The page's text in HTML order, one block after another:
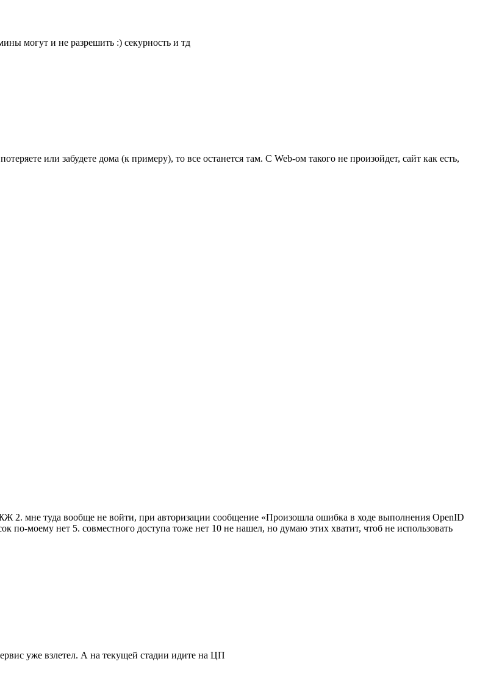
могут и не разрешить :) секурность и тд
или забудете дома (к примеру), то все останется там. С Web-ом такого не произойдет, сайт как есть,
2. мне туда вообще не войти, при авторизации сообщение «Произошла ошибка в ходе выполнения OpenID
по-моему нет 5. совместного доступа тоже нет 10 не нашел, но думаю этих хватит, чтоб не использовать
уже взлетел. А на текущей стадии идите на ЦП